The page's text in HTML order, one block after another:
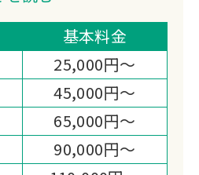
けに24時間対応して
として、墓じまい・
担う終活サポートと
が選ばれる理由で
基本料金
25,000円～
45,000円～
65,000円～
90,000円～